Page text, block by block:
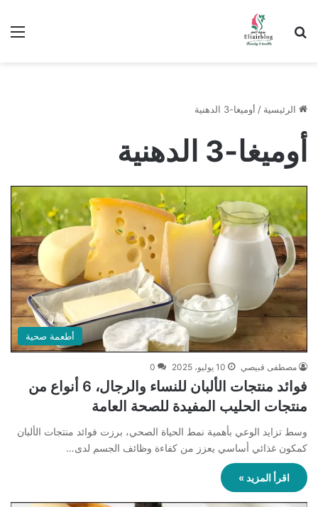
ابحث عن
الرئيسية / أوميغا-3 الدهنية
أوميغا-3 الدهنية
أطعمة صحية
مصطفى قبيصي 10 يوليو، 2025 0
فوائد منتجات الألبان للنساء والرجال، 6 أنواع من
منتجات الحليب المفيدة للصحة العامة
وسط تزايد الوعي بأهمية نمط الحياة الصحي، برزت فوائد منتجات الألبان
كمكون غذائي أساسي يعزز من كفاءة وظائف الجسم لدى…
اقرأ المزيد »